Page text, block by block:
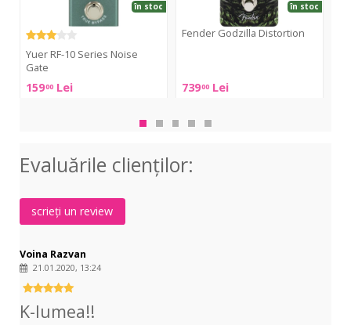
Yuer RF-10 Series Noise
Gate
15900 Lei
în stoc
Noise
Fender Godzilla Distortion
73900 Lei
în stoc
Godzilla
Evaluările clienţilor:
scrieți un review
Voina Razvan
21.01.2020, 13:24
K-lumea!!